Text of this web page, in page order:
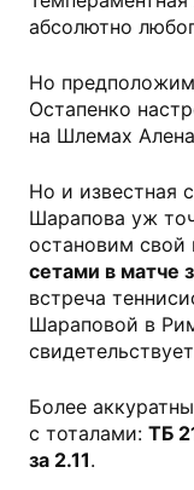
абсолютно
Но
Остапенко
на Шлемах
Но и известная
Шарапова уж
остановим свой
сетами в матче
встреча
Шараповой в
Более
с тоталами: ТБ
за 2.11.